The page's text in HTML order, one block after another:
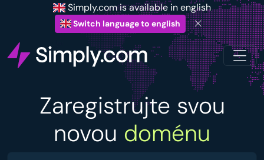
Simply.com is available in english
Switch language to english
Zaregistrujte svou
novou doménu